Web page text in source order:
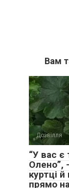
Вам
Дозвілля
“У вас є
Олено”,
куртці
прямо